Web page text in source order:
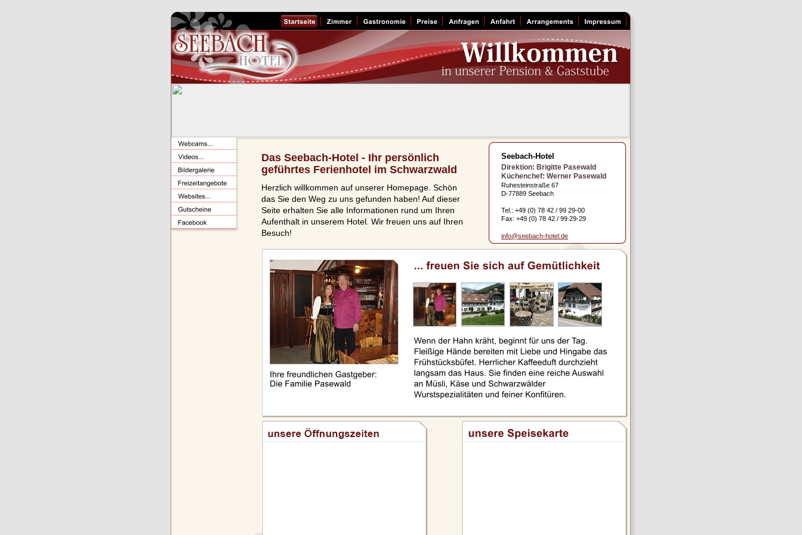
Seebach-Hotel
Direktion: Brigitte Pasewald
Küchenchef: Werner Pasewald
Ruhesteinstraße 67
D-77889 Seebach
Tel.: +49 (0) 78 42 / 99 29-00
Fax: +49 (0) 78 42 / 99 29-29
info@seebach-hotel.de
Das Seebach-Hotel - Ihr persönlich
geführtes Ferienhotel im Schwarzwald
Herzlich willkommen auf unserer Homepage. Schön
das Sie den Weg zu uns gefunden haben! Auf dieser
Seite erhalten Sie alle Informationen rund um Ihren
Aufenthalt in unserem Hotel. Wir freuen uns auf Ihren
Besuch!